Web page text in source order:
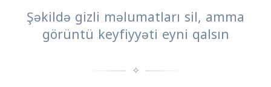
Şəkildə gizli məlumatları sil, amma
görüntü keyfiyyəti eyni qalsın
✧